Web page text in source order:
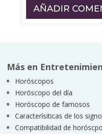
Más en
Horóscopos
Horóscopo del día
Horóscopo de famosos
Caracterísiticas de los
Compatibilidad de